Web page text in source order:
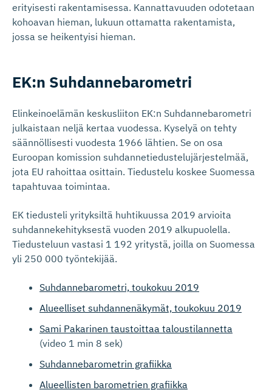
erityisesti rakentamisessa. Kannattavuuden odotetaan
kohoavan hieman, lukuun ottamatta rakentamista,
jossa se heikentyisi hieman.
EK:n Suhdanneba­rometri
Elinkeinoelämän keskusliiton EK:n Suhdannebarometri
julkaistaan neljä kertaa vuodessa. Kyselyä on tehty
säännöllisesti vuodesta 1966 lähtien. Se on osa
Euroopan komission suhdannetiedustelujärjestelmää,
jota EU rahoittaa osittain. Tiedustelu koskee Suomessa
tapahtuvaa toimintaa.
EK tiedusteli yrityksiltä huhtikuussa 2019 arvioita
suhdannekehityksestä vuoden 2019 alkupuolella.
Tiedusteluun vastasi 1 192 yritystä, joilla on Suomessa
yli 250 000 työntekijää.
Suhdannebarometri, toukokuu 2019
Alueelliset suhdannenäkymät, toukokuu 2019
Sami Pakarinen taustoittaa taloustilannetta
(video 1 min 8 sek)
Suhdannebarometrin grafiikka
Alueellisten barometrien grafiikka